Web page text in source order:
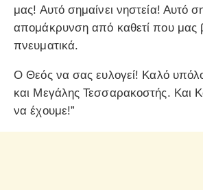
μας! Αυτό σημαίνει νηστεία! Αυτό
απομάκρυνση από καθετί που μας
πνευματικά.
Ο Θεός να σας ευλογεί! Καλό
και Μεγάλης Τεσσαρακοστής. Και
να έχουμε!”